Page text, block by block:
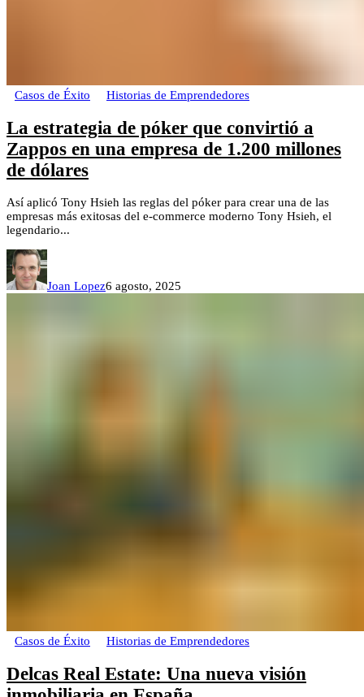
Casos de Éxito Historias de Emprendedores
La estrategia de póker que convirtió a
Zappos en una empresa de 1.200 millones
de dólares
Así aplicó Tony Hsieh las reglas del póker para crear una de las
empresas más exitosas del e-commerce moderno Tony Hsieh, el
legendario...
Joan Lopez6 agosto, 2025
Casos de Éxito Historias de Emprendedores
Delcas Real Estate: Una nueva visión